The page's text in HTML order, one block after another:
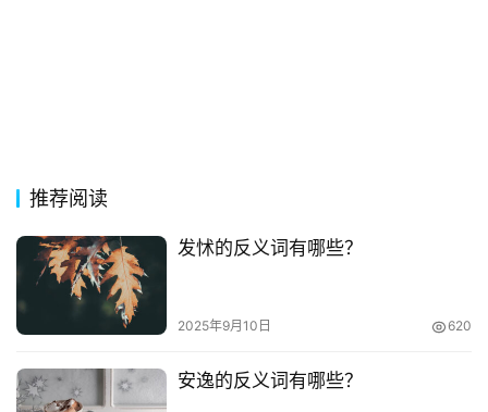
推荐阅读
发怵的反义词有哪些？
2025年9月10日 620
安逸的反义词有哪些？